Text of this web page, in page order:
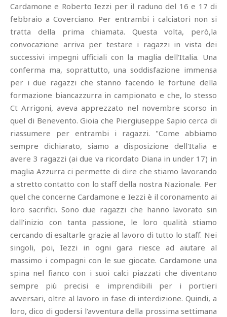
Cardamone e Roberto Iezzi per il raduno del 16 e 17 di
febbraio a Coverciano. Per entrambi i calciatori non si
tratta della prima chiamata. Questa volta, però,la
convocazione arriva per testare i ragazzi in vista dei
successivi impegni ufficiali con la maglia dell'Italia. Una
conferma ma, soprattutto, una soddisfazione immensa
per i due ragazzi che stanno facendo le fortune della
formazione biancazzurra in campionato e che, lo stesso
Ct Arrigoni, aveva apprezzato nel novembre scorso in
quel di Benevento. Gioia che Piergiuseppe Sapio cerca di
riassumere per entrambi i ragazzi. "Come abbiamo
sempre dichiarato, siamo a disposizione dell'Italia e
avere 3 ragazzi (ai due va ricordato Diana in under 17) in
maglia Azzurra ci permette di dire che stiamo lavorando
a stretto contatto con lo staff della nostra Nazionale. Per
quel che concerne Cardamone e Iezzi è il coronamento ai
loro sacrifici. Sono due ragazzi che hanno lavorato sin
dall'inizio con tanta passione, le loro qualità stiamo
cercando di esaltarle grazie al lavoro di tutto lo staff. Nei
singoli, poi, Iezzi in ogni gara riesce ad aiutare al
massimo i compagni con le sue giocate. Cardamone una
spina nel fianco con i suoi calci piazzati che diventano
sempre più precisi e imprendibili per i portieri
avversari, oltre al lavoro in fase di interdizione. Quindi, a
loro, dico di godersi l'avventura della prossima settimana